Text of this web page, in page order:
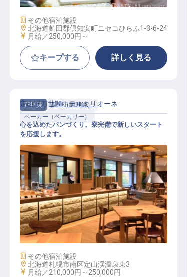
施設業態
その他宿泊施設
勤務地
北海道虻田郡倶知安町ニセコひらふ1-3-6-24
給与
月給／250,000円～
キープする 詳しく見る
正社員
調理（調理師）
ベーカー（ベーカリー）
パン製造スタッフ
定山渓万世閣ホテルミリオーネ
心を込めたパンづくり。寮完備で新しいスタート
を応援します。
施設業態
その他宿泊施設
勤務地
北海道札幌市南区定山渓温泉東3
給与
月給／210,000円～ 250,000円